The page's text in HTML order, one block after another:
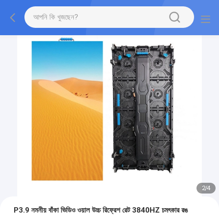
2/4
P3.9 নমনীয় বাঁকা ভিডিও ওয়াল উচ্চ রিফ্রেশ রেট 3840HZ চমৎকার রঙ